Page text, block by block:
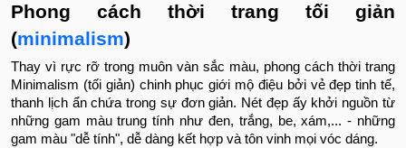
Phong cách thời trang tối giản
(minimalism)
Thay vì rực rỡ trong muôn vàn sắc màu, phong cách thời trang
Minimalism (tối giản) chinh phục giới mộ điệu bởi vẻ đẹp tinh tế,
thanh lịch ẩn chứa trong sự đơn giản. Nét đẹp ấy khởi nguồn từ
những gam màu trung tính như đen, trắng, be, xám,... - những
gam màu "dễ tính", dễ dàng kết hợp và tôn vinh mọi vóc dáng.